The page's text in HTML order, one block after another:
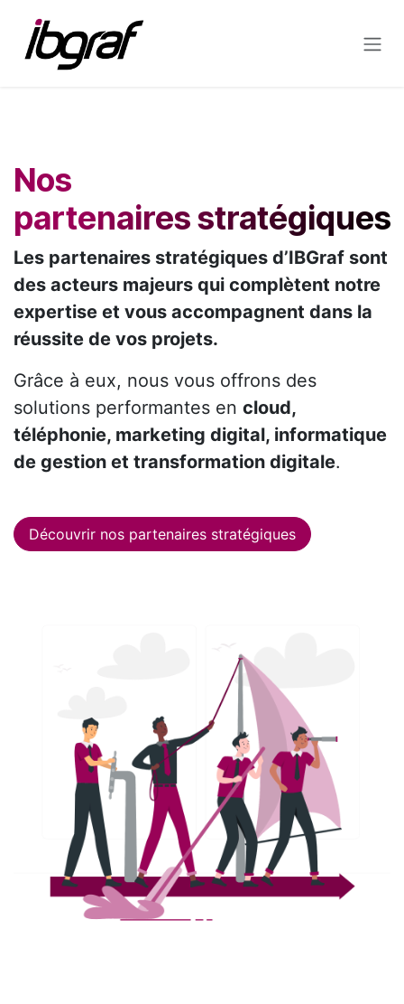
Nos
partenaires stratégiques
Les partenaires stratégiques d’IBGraf sont
des acteurs majeurs qui complètent notre
expertise et vous accompagnent dans la
réussite de vos projets.
Grâce à eux, nous vous offrons des
solutions performantes en cloud,
téléphonie, marketing digital, informatique
de gestion et transformation digitale.
Découvrir nos partenaires stratégiques